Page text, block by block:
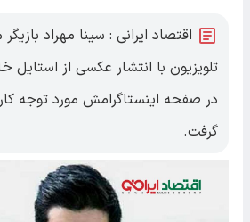
اقتصاد ایرانی : سینا مهراد
تلویزیون با انتشار عکسی از
در صفحه اینستاگرامش مورد توجه
گرفت.